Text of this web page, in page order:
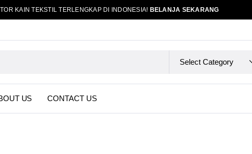
KAIN TEKSTIL TERLENGKAP DI INDONESIA! BELANJA SEKARANG
US CONTACT US